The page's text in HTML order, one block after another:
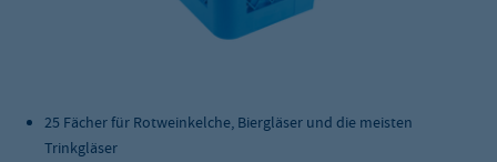
25 Fächer für Rotweinkelche, Biergläser und die meisten
Trinkgläser